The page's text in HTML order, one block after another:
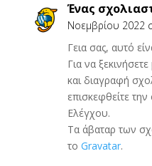
Ένας
Νοεμβρίου 2022
Γεια σας, αυτό
Για να
και διαγραφή
επισκεφθείτε
Ελέγχου.
Τα άβαταρ των
το Gravatar.